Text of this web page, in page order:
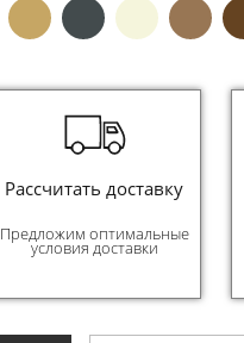
Рассчитать доставку
Предложим оптимальные
условия доставки